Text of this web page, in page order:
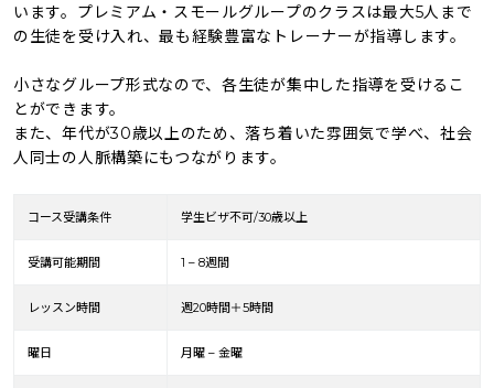
います。プレミアム・スモールグループのクラスは最大5人まで
の生徒を受け入れ、最も経験豊富なトレーナーが指導します。
小さなグループ形式なので、各生徒が集中した指導を受けるこ
とができます。
また、年代が30歳以上のため、落ち着いた雰囲気で学べ、社会
人同士の人脈構築にもつながります。
コース受講条件 学生ビザ不可/30歳以上
受講可能期間 1 – 8週間
レッスン時間 週20時間＋5時間
曜日 月曜 – 金曜